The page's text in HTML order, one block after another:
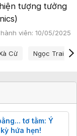
tượng tưởng
viên: 10/05/2025
Cừ Ngọc Trai
tơ tằm: Ý
hứa hẹn!